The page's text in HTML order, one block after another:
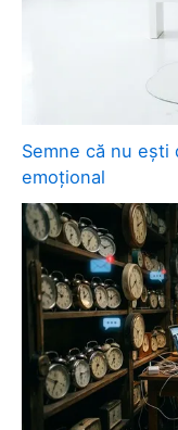
Semne că nu ești
emoțional